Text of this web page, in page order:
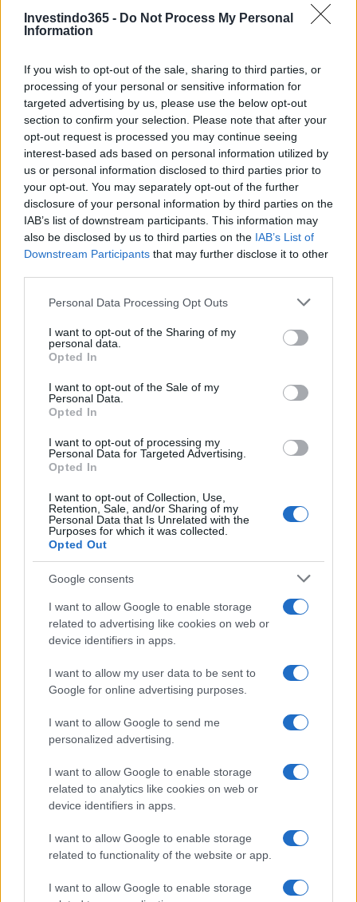
Investindo365 - Do Not Process My Personal
Information
If you wish to opt-out of the sale, sharing to third parties, or
processing of your personal or sensitive information for
targeted advertising by us, please use the below opt-out
section to confirm your selection. Please note that after your
opt-out request is processed you may continue seeing
interest-based ads based on personal information utilized by
us or personal information disclosed to third parties prior to
your opt-out. You may separately opt-out of the further
disclosure of your personal information by third parties on the
IAB’s list of downstream participants. This information may
also be disclosed by us to third parties on the IAB’s List of
Downstream Participants that may further disclose it to other
Please note that this website/app uses one or more Google
not limited to your visit or usage behaviour. You may click to
grant or deny consent to Google and its third-party tags to
use your data for below specified purposes in below Google
consent section.
Personal Data Processing Opt Outs
I want to opt-out of the Sharing of my
personal data.
Opted In
I want to opt-out of the Sale of my
Personal Data.
Opted In
I want to opt-out of processing my
Personal Data for Targeted Advertising.
Opted In
I want to opt-out of Collection, Use,
Retention, Sale, and/or Sharing of my
Personal Data that Is Unrelated with the
Purposes for which it was collected.
Opted Out
Google consents
I want to allow Google to enable storage
related to advertising like cookies on web or
device identifiers in apps.
I want to allow my user data to be sent to
Google for online advertising purposes.
I want to allow Google to send me
personalized advertising.
I want to allow Google to enable storage
related to analytics like cookies on web or
device identifiers in apps.
I want to allow Google to enable storage
related to functionality of the website or app.
I want to allow Google to enable storage
INVESTIMENTOS
Greg Abel assume liderança enquanto ações da
Berkshire recuam
Berkshire reúne investidores no momento em que as ações ficam atrás do
S&P 500 e o mercado questiona a transição de liderança
Nome
Kinza Babylon Staked BTC $83,270.00
Eureka Bridged PAX Gold (Terra
JDB $0.022